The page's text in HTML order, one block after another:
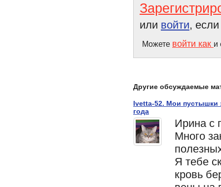
или войти,
Можете войти как и
Другие обсуждаемые
Ivetta-52. Мои пустышки
года
Ирина с
Много
Я тебе
кровь